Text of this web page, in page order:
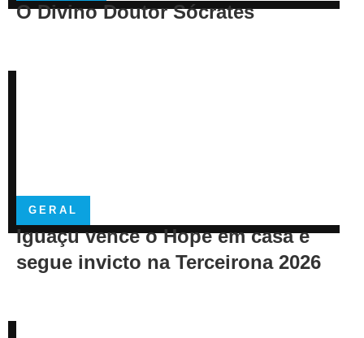
O Divino Doutor Sócrates
GERAL
Iguaçu vence o Hope em casa e
segue invicto na Terceirona 2026